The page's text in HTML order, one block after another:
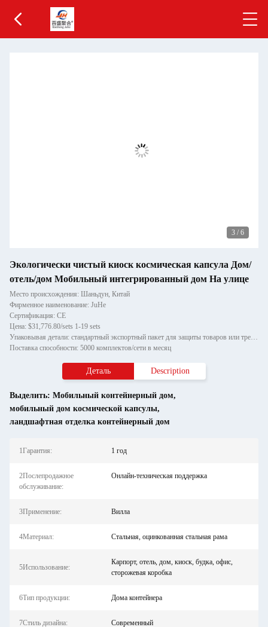
3 / 6
Экологически чистый киоск космическая капсула Дом/
отель/дом Мобильный интегрированный дом На улице
Место происхождения: Шаньдун, Китай
Фирменное наименование: JuHe
Сертификация: CE
Цена: $31,776.80/sets 1-19 sets
Упаковывая детали: стандартный экспортный пакет для защиты товаров или требований клиента
Поставка способности: 5000 комплектов/сети в месяц
Деталь Description
Выделить: Мобильный контейнерный дом,
мобильный дом космической капсулы,
ландшафтная отделка контейнерный дом
1Гарантия: 1 год
2Послепродажное
обслуживание:
Онлайн-техническая поддержка
3Применение: Вилла
4Материал: Стальная, оцинкованная стальная рама
5Использование:
Карпорт, отель, дом, киоск, будка, офис,
сторожевая коробка
6Тип продукции: Дома контейнера
7Стиль дизайна: Современный